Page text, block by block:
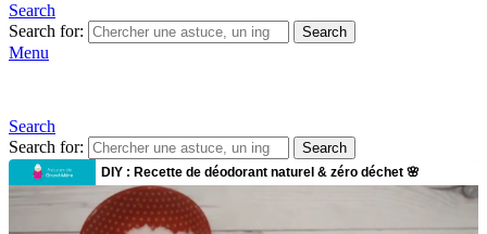
Search
Search for:
Search
Menu
Search
Search for:
Search